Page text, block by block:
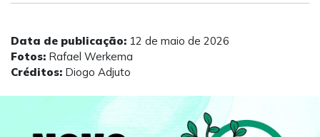
Data de publicação: 12 de maio de 2026
Fotos: Rafael Werkema
Créditos: Diogo Adjuto